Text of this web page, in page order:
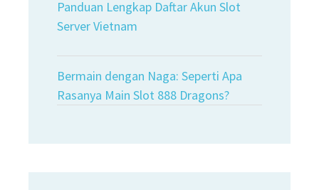
Panduan Lengkap Daftar Akun Slot
Server Vietnam
Bermain dengan Naga: Seperti Apa
Rasanya Main Slot 888 Dragons?